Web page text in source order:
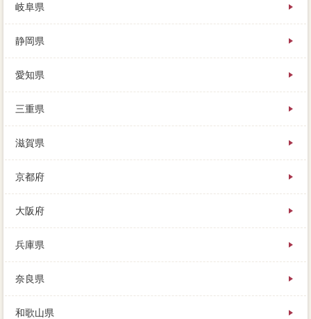
岐阜県
静岡県
愛知県
三重県
滋賀県
京都府
大阪府
兵庫県
奈良県
和歌山県